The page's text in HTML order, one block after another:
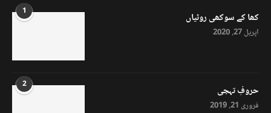
1 کھا کے سوکھی روٹیاں
اپریل 27, 2020
2 حروفِ تہجی
فروری 21, 2019